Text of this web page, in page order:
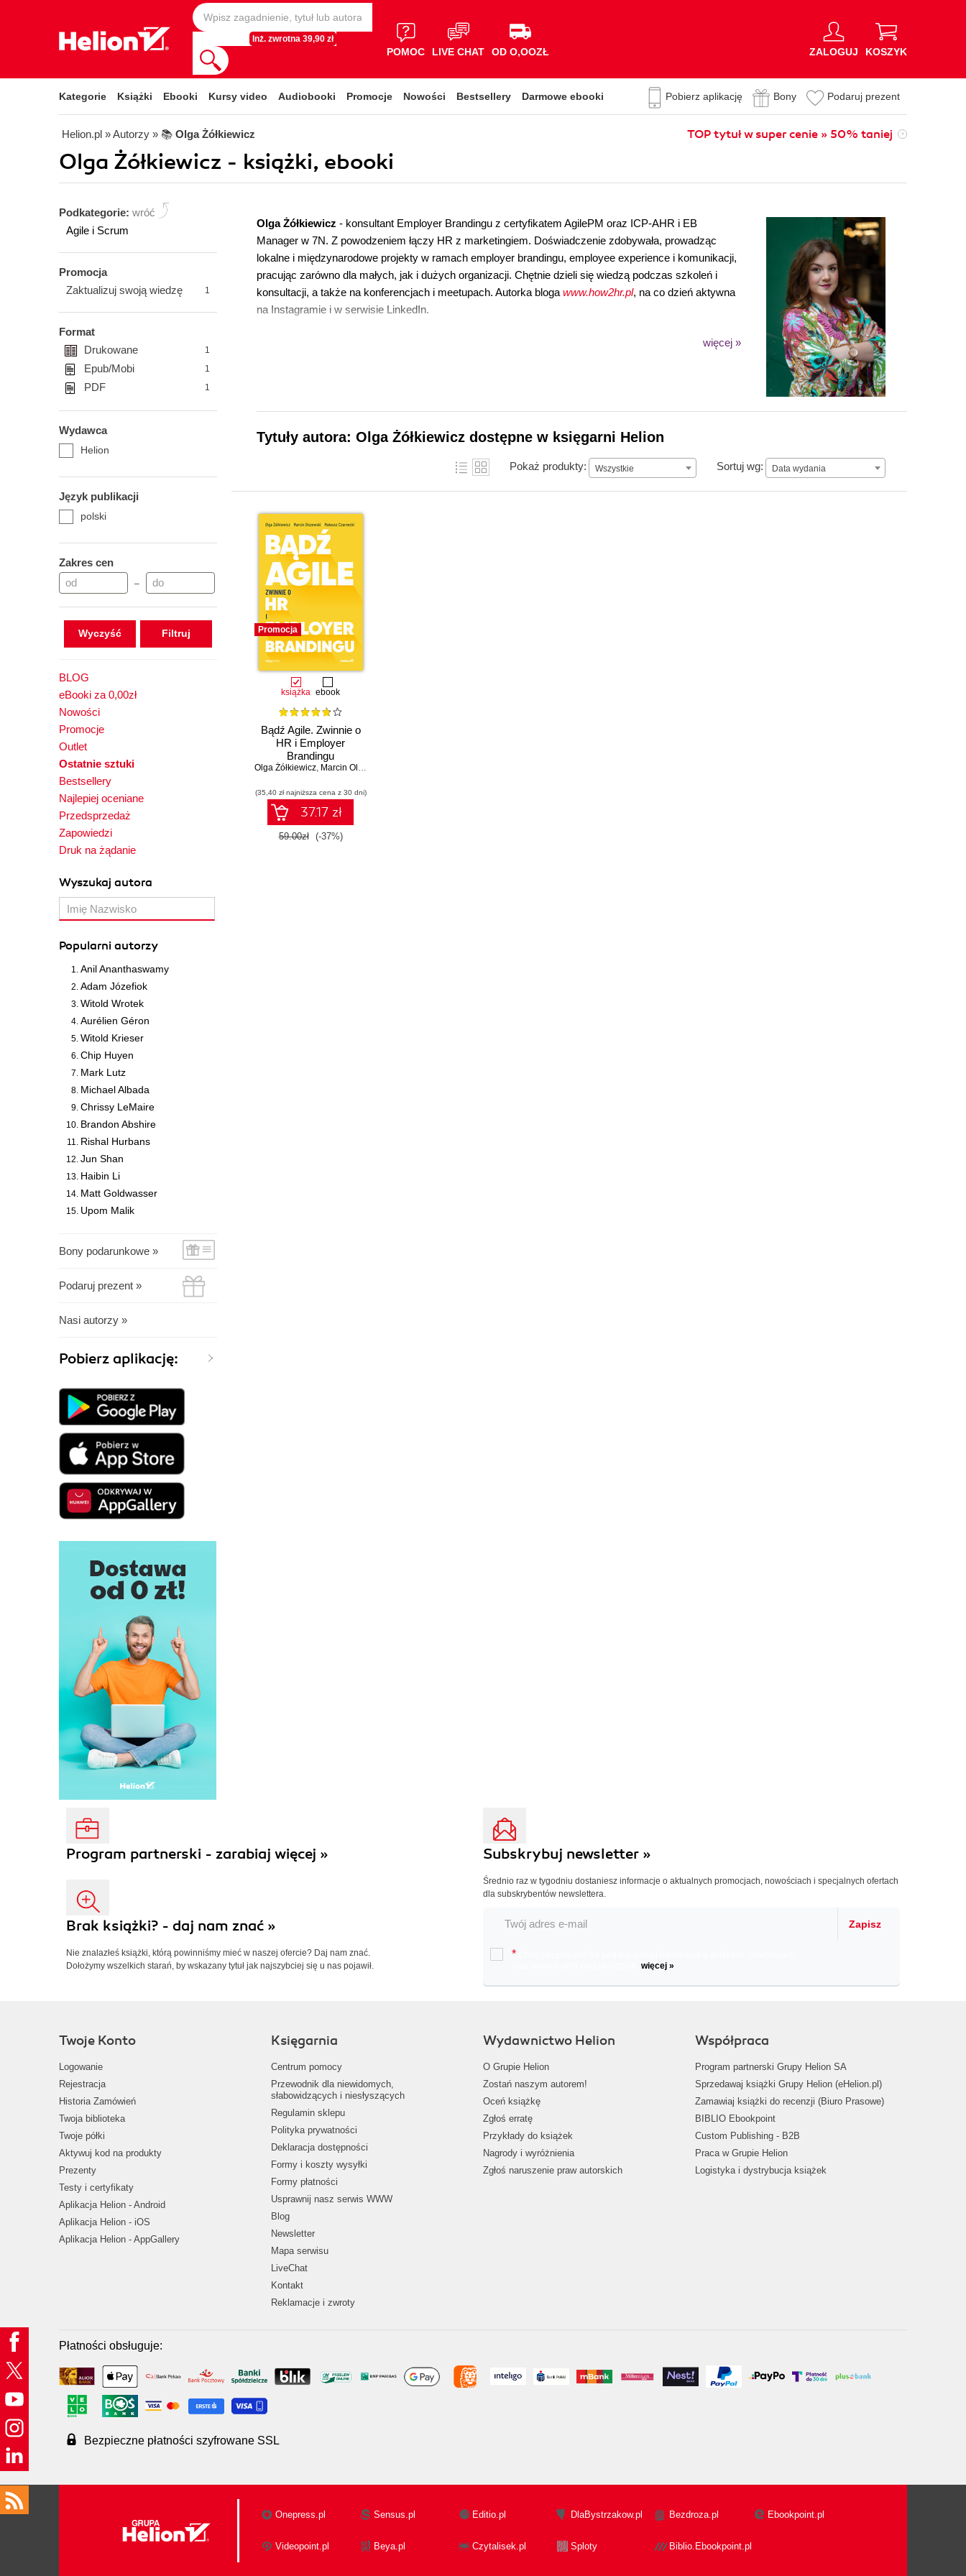
Inż. zwrotna 39,90 zł
POMOC LIVE CHAT OD O,OOZŁ ZALOGUJ KOSZYK
Kategorie Książki Ebooki Kursy video Audiobooki Promocje Nowości Bestsellery Darmowe ebooki Pobierz aplikację Bony Podaruj prezent
Helion.pl » Autorzy » 📚 Olga Żółkiewicz TOP tytuł w super cenie » 50% taniej
Olga Żółkiewicz - książki, ebooki
Podkategorie: wróć
Agile i Scrum
Promocja
Zaktualizuj swoją wiedzę
1
Format
Drukowane
1
Epub/Mobi 1
PDF 1
Wydawca
Helion
Język publikacji
polski
Zakres cen
–
Wyczyść
BLOG
eBooki za 0,00zł
Nowości
Promocje
Outlet
Ostatnie sztuki
Bestsellery
Najlepiej oceniane
Przedsprzedaż
Zapowiedzi
Druk na żądanie
Wyszukaj autora
Popularni autorzy
Anil Ananthaswamy
Adam Józefiok
Witold Wrotek
Aurélien Géron
Witold Krieser
Chip Huyen
Mark Lutz
Michael Albada
Chrissy LeMaire
Brandon Abshire
Rishal Hurbans
Jun Shan
Haibin Li
Matt Goldwasser
Upom Malik
Bony podarunkowe »
Podaruj prezent »
Nasi autorzy »
Pobierz aplikację:
Olga Żółkiewicz - konsultant Employer Brandingu z certyfikatem AgilePM oraz ICP-AHR i EB
Manager w 7N. Z powodzeniem łączy HR z marketingiem. Doświadczenie zdobywała, prowadząc
lokalne i międzynarodowe projekty w ramach employer brandingu, employee experience i komunikacji,
pracując zarówno dla małych, jak i dużych organizacji. Chętnie dzieli się wiedzą podczas szkoleń i
konsultacji, a także na konferencjach i meetupach. Autorka bloga www.how2hr.pl, na co dzień aktywna
na Instagramie i w serwisie LinkedIn.
więcej »
Tytuły autora: Olga Żółkiewicz dostępne w księgarni Helion
Pokaż produkty: Wszystkie Sortuj wg: Data wydania
Data wydania
Promocja
książka ebook
Bądź Agile. Zwinnie o
HR i Employer
Brandingu
Olga Żółkiewicz, Marcin Olszewski_
(35,40 zł najniższa cena z 30 dni)
37.17 zł
59.00zł (-37%)
Program partnerski - zarabiaj więcej »
Brak książki? - daj nam znać »
Nie znalazłeś książki, którą powinniśmy mieć w naszej ofercie? Daj nam znać.
Dołożymy wszelkich starań, by wskazany tytuł jak najszybciej się u nas pojawił.
Subskrybuj newsletter »
Średnio raz w tygodniu dostaniesz informacje o aktualnych promocjach, nowościach i specjalnych ofertach
dla subskrybentów newslettera.
Zapisz
*
więcej »
Twoje Konto
Logowanie
Rejestracja
Historia Zamówień
Twoja biblioteka
Twoje półki
Aktywuj kod na produkty
Prezenty
Testy i certyfikaty
Aplikacja Helion - Android
Aplikacja Helion - iOS
Aplikacja Helion - AppGallery
Księgarnia
Centrum pomocy
Przewodnik dla niewidomych,
słabowidzących i niesłyszących
Regulamin sklepu
Polityka prywatności
Deklaracja dostępności
Formy i koszty wysyłki
Formy płatności
Usprawnij nasz serwis WWW
Blog
Newsletter
Mapa serwisu
LiveChat
Kontakt
Reklamacje i zwroty
Wydawnictwo Helion
O Grupie Helion
Zostań naszym autorem!
Oceń książkę
Zgłoś erratę
Przykłady do książek
Nagrody i wyróżnienia
Zgłoś naruszenie praw autorskich
Współpraca
Program partnerski Grupy Helion SA
Sprzedawaj książki Grupy Helion (eHelion.pl)
Zamawiaj książki do recenzji (Biuro Prasowe)
BIBLIO Ebookpoint
Custom Publishing - B2B
Praca w Grupie Helion
Logistyka i dystrybucja książek
Płatności obsługuje:
Bezpieczne płatności szyfrowane SSL
Onepress.pl Sensus.pl Editio.pl DlaBystrzakow.pl Bezdroza.pl Ebookpoint.pl
Videopoint.pl Beya.pl Czytalisek.pl Sploty Biblio.Ebookpoint.pl